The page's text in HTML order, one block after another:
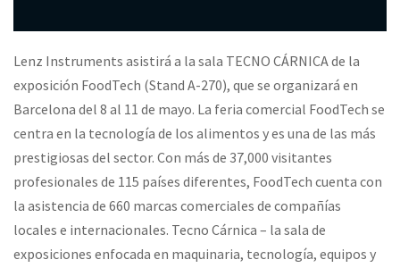
Lenz Instruments asistirá a la sala TECNO CÁRNICA de la
exposición FoodTech (Stand A-270), que se organizará en
Barcelona del 8 al 11 de mayo. La feria comercial FoodTech se
centra en la tecnología de los alimentos y es una de las más
prestigiosas del sector. Con más de 37,000 visitantes
profesionales de 115 países diferentes, FoodTech cuenta con
la asistencia de 660 marcas comerciales de compañías
locales e internacionales. Tecno Cárnica – la sala de
exposiciones enfocada en maquinaria, tecnología, equipos y